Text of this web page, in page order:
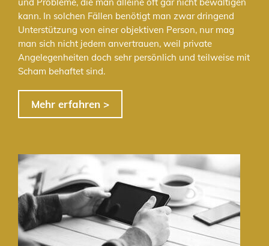
und Probleme, die man alleine oft gar nicht bewältigen
kann. In solchen Fällen benötigt man zwar dringend
Unterstützung von einer objektiven Person, nur mag
man sich nicht jedem anvertrauen, weil private
Angelegenheiten doch sehr persönlich und teilweise mit
Scham behaftet sind.
Mehr erfahren >